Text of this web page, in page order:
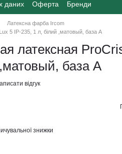
даних Оферта Бренди
Латексна фарба Ircom
5 ІР-235, 1 л, білий ,матовый, база А
латексная
база А
відгук
знижки